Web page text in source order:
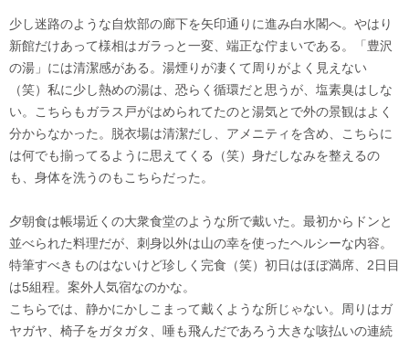
少し迷路のような自炊部の廊下を矢印通りに進み白水閣へ。やはり
新館だけあって様相はガラっと一変、端正な佇まいである。「豊沢
の湯」には清潔感がある。湯煙りが凄くて周りがよく見えない
（笑）私に少し熱めの湯は、恐らく循環だと思うが、塩素臭はしな
い。こちらもガラス戸がはめられてたのと湯気とで外の景観はよく
分からなかった。脱衣場は清潔だし、アメニティを含め、こちらに
は何でも揃ってるように思えてくる（笑）身だしなみを整えるの
も、身体を洗うのもこちらだった。
夕朝食は帳場近くの大衆食堂のような所で戴いた。最初からドンと
並べられた料理だが、刺身以外は山の幸を使ったヘルシーな内容。
特筆すべきものはないけど珍しく完食（笑）初日はほぼ満席、2日目
は5組程。案外人気宿なのかな。
こちらでは、静かにかしこまって戴くような所じゃない。周りはガ
ヤガヤ、椅子をガタガタ、唾も飛んだであろう大きな咳払いの連続